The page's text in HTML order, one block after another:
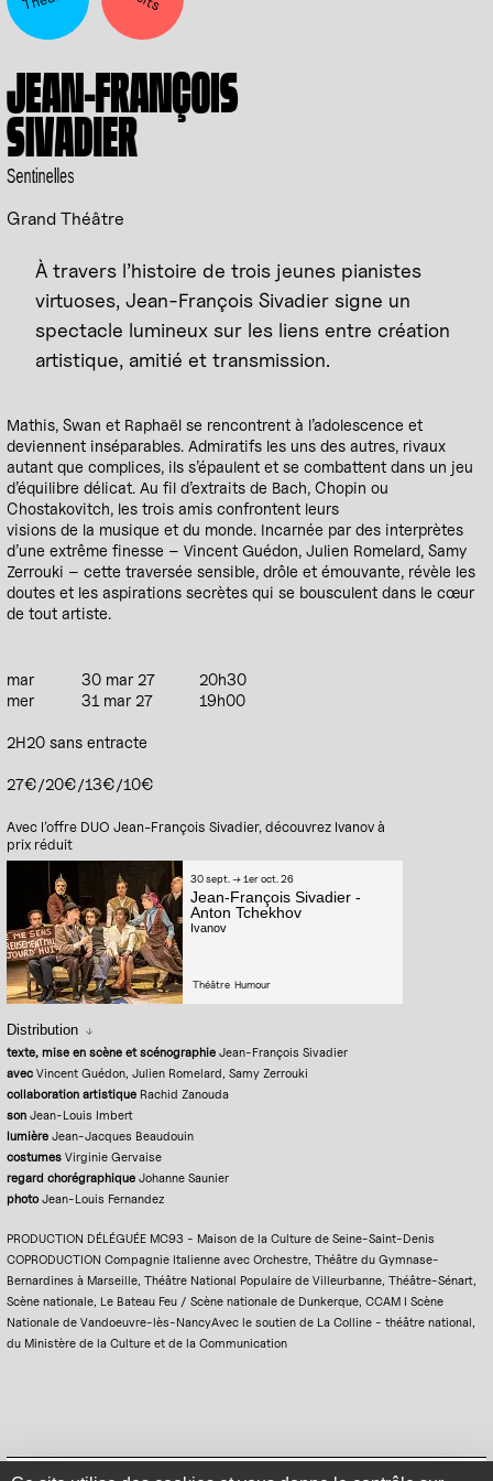
JEAN-FRANÇOIS
SIVADIER
Sentinelles
Grand Théâtre
À travers l’histoire de trois jeunes pianistes
virtuoses, Jean-François Sivadier signe un
spectacle lumineux sur les liens entre création
artistique, amitié et transmission.
Mathis, Swan et Raphaël se rencontrent à l’adolescence et
deviennent inséparables. Admiratifs les uns des autres, rivaux
autant que complices, ils s’épaulent et se combattent dans un jeu
d’équilibre délicat. Au fil d’extraits de Bach, Chopin ou
Chostakovitch, les trois amis confrontent leurs
visions de la musique et du monde. Incarnée par des interprètes
d’une extrême finesse – Vincent Guédon, Julien Romelard, Samy
Zerrouki – cette traversée sensible, drôle et émouvante, révèle les
doutes et les aspirations secrètes qui se bousculent dans le cœur
de tout artiste.
mar 30 mar 27
20h30
mer
31 mar 27 19h00
2H20 sans entracte
27€/20€/13€/10€
Avec l’offre DUO Jean-François Sivadier, découvrez Ivanov à
prix réduit
30 sept. → 1er oct. 26
Jean‑François Sivadier -
Anton Tchekhov
Ivanov
Théâtre Humour
Distribution
texte, mise en scène et scénographie Jean-François Sivadier
avec Vincent Guédon, Julien Romelard, Samy Zerrouki
collaboration artistique Rachid Zanouda
son Jean-Louis Imbert
lumière Jean-Jacques Beaudouin
costumes Virginie Gervaise
regard chorégraphique Johanne Saunier
photoJean-Louis Fernandez
PRODUCTION DÉLÉGUÉE MC93 - Maison de la Culture de Seine-Saint-Denis
COPRODUCTION Compagnie Italienne avec Orchestre, Théâtre du Gymnase-
Bernardines à Marseille, Théâtre National Populaire de Villeurbanne, Théâtre-Sénart,
Scène nationale, Le Bateau Feu / Scène nationale de Dunkerque, CCAM I Scène
Nationale de Vandoeuvre-lès-NancyAvec le soutien de La Colline - théâtre national,
du Ministère de la Culture et de la Communication
Mentions légales Politique de confidentialité Plan du site Se connecter